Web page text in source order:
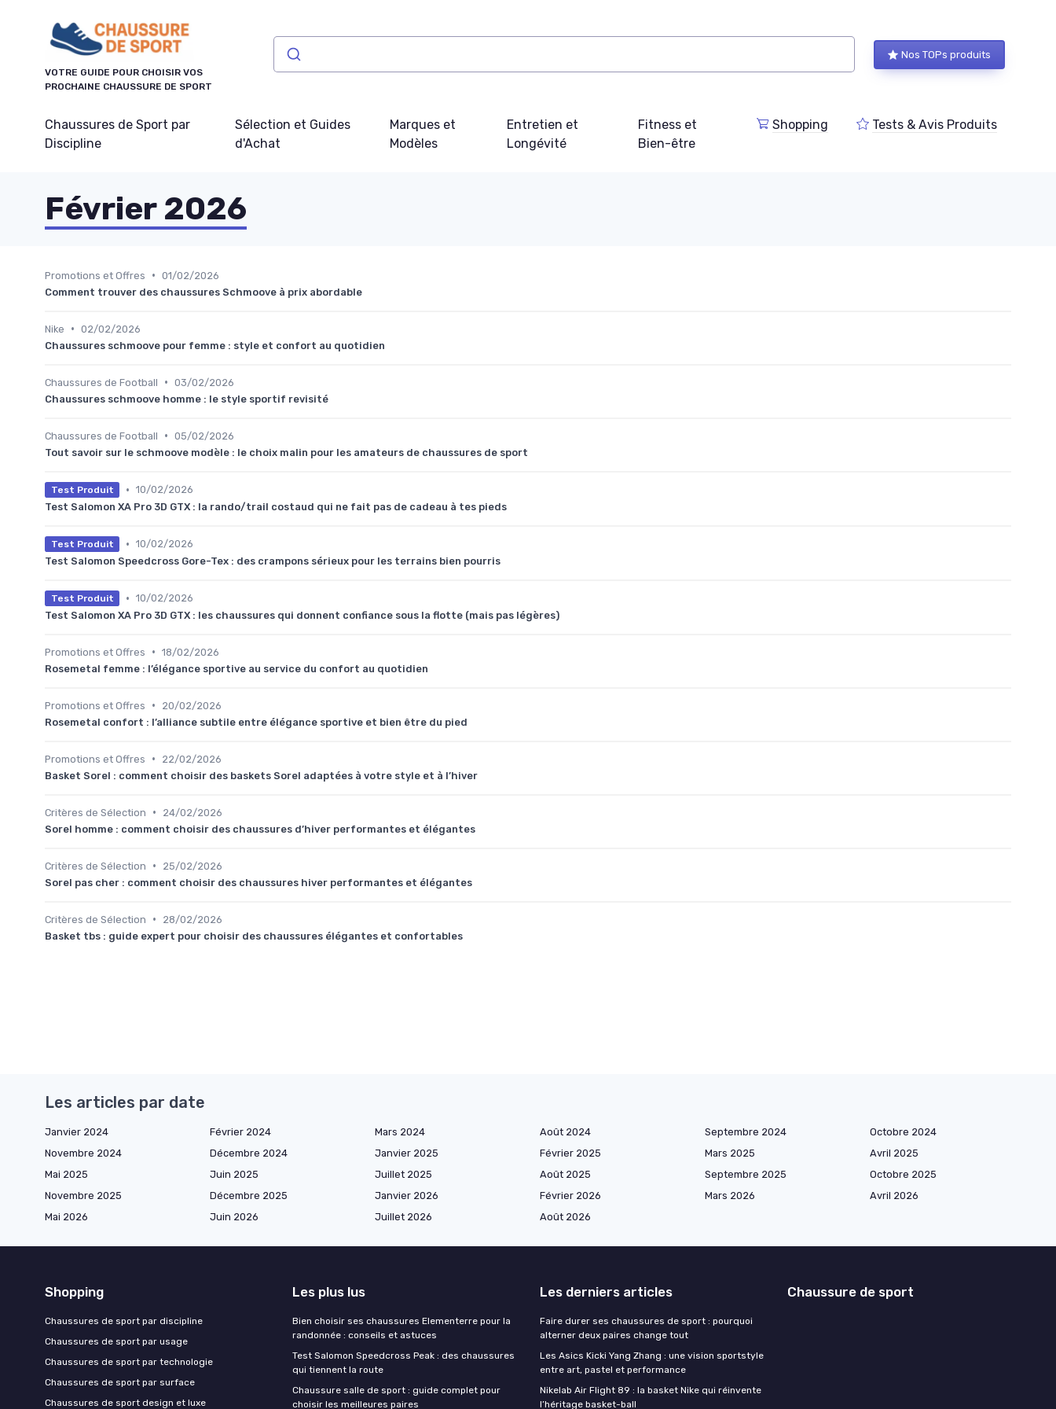
VOTRE GUIDE POUR CHOISIR VOS
PROCHAINE CHAUSSURE DE SPORT
Nos TOPs produits
Chaussures de Sport par
Discipline
Sélection et Guides
d'Achat
Marques et
Modèles
Entretien et
Longévité
Fitness et
Bien-être
Shopping Tests & Avis Produits
Février 2026
Promotions et Offres • 01/02/2026
Comment trouver des chaussures Schmoove à prix abordable
Nike • 02/02/2026
Chaussures schmoove pour femme : style et confort au quotidien
Chaussures de Football • 03/02/2026
Chaussures schmoove homme : le style sportif revisité
Chaussures de Football • 05/02/2026
Tout savoir sur le schmoove modèle : le choix malin pour les amateurs de chaussures de sport
Test Produit • 10/02/2026
Test Salomon XA Pro 3D GTX : la rando/trail costaud qui ne fait pas de cadeau à tes pieds
Test Produit • 10/02/2026
Test Salomon Speedcross Gore-Tex : des crampons sérieux pour les terrains bien pourris
Test Produit • 10/02/2026
Test Salomon XA Pro 3D GTX : les chaussures qui donnent confiance sous la flotte (mais pas légères)
Promotions et Offres • 18/02/2026
Rosemetal femme : l’élégance sportive au service du confort au quotidien
Promotions et Offres •
20/02/2026
Rosemetal confort : l’alliance subtile entre élégance sportive et bien être du pied
Promotions et Offres •
22/02/2026
Basket Sorel : comment choisir des baskets Sorel adaptées à votre style et à l’hiver
Critères de Sélection •
24/02/2026
Sorel homme : comment choisir des chaussures d’hiver performantes et élégantes
Critères de Sélection •
25/02/2026
Sorel pas cher : comment choisir des chaussures hiver performantes et élégantes
Critères de Sélection •
28/02/2026
Basket tbs : guide expert pour choisir des chaussures élégantes et confortables
Les articles par date
Janvier 2024 Février 2024 Mars 2024 Août 2024 Septembre 2024
Octobre 2024
Novembre 2024
Décembre 2024 Janvier 2025 Février 2025 Mars 2025
Avril 2025
Mai 2025
Juin 2025 Juillet 2025 Août 2025 Septembre 2025
Octobre 2025
Novembre 2025
Décembre 2025 Janvier 2026 Février 2026 Mars 2026
Avril 2026
Mai 2026
Juin 2026 Juillet 2026 Août 2026
Shopping
Chaussures de sport par discipline
Chaussures de sport par usage
Chaussures de sport par technologie
Chaussures de sport par surface
Chaussures de sport design et luxe
Les plus lus
Bien choisir ses chaussures Elementerre pour la
randonnée : conseils et astuces
Test Salomon Speedcross Peak : des chaussures
qui tiennent la route
Chaussure salle de sport : guide complet pour
choisir les meilleures paires
Les derniers articles
Faire durer ses chaussures de sport : pourquoi
alterner deux paires change tout
Les Asics Kicki Yang Zhang : une vision sportstyle
entre art, pastel et performance
Nikelab Air Flight 89 : la basket Nike qui réinvente
l’héritage basket-ball
Chaussure de sport